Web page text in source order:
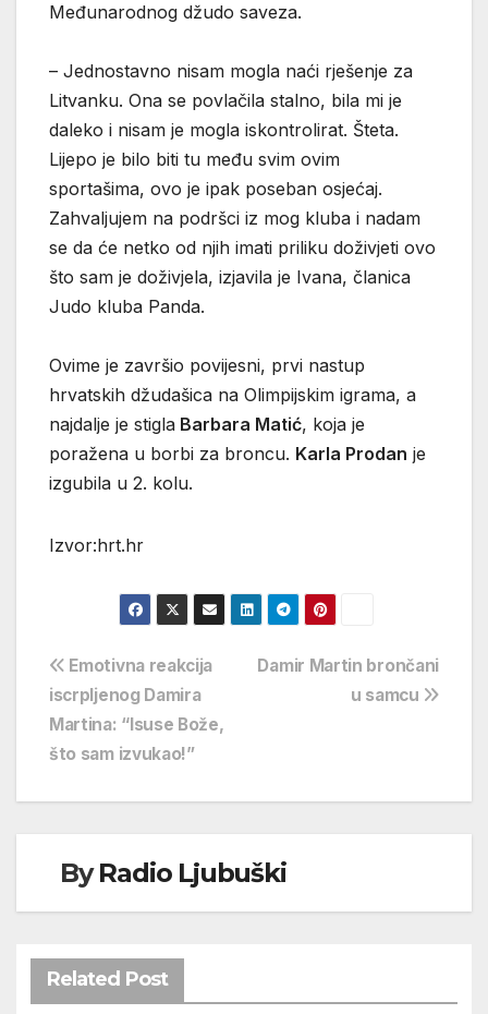
Međunarodnog džudo saveza.
– Jednostavno nisam mogla naći rješenje za
Litvanku. Ona se povlačila stalno, bila mi je
daleko i nisam je mogla iskontrolirat. Šteta.
Lijepo je bilo biti tu među svim ovim
sportašima, ovo je ipak poseban osjećaj.
Zahvaljujem na podršci iz mog kluba i nadam
se da će netko od njih imati priliku doživjeti ovo
što sam je doživjela, izjavila je Ivana, članica
Judo kluba Panda.
Ovime je završio povijesni, prvi nastup
hrvatskih džudašica na Olimpijskim igrama, a
najdalje je stigla Barbara Matić, koja je
poražena u borbi za broncu. Karla Prodan je
izgubila u 2. kolu.
Izvor:hrt.hr
Navigacija
objava
Damir Martin brončani
u samcu
Emotivna reakcija
iscrpljenog Damira
Martina: “Isuse Bože,
što sam izvukao!”
ByRadio Ljubuški
Related Post